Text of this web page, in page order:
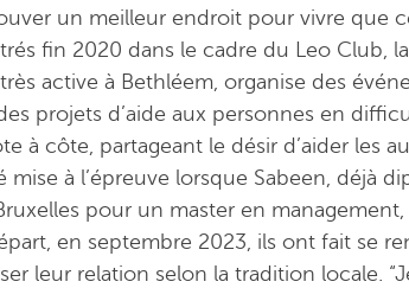
un meilleur endroit pour vivre que
fin 2020 dans le cadre du Leo Club,
active à Bethléem, organise des
projets d’aide aux personnes en
à côte, partageant le désir d’aider les
mise à l’épreuve lorsque Sabeen, déjà
pour un master en
en septembre 2023, ils ont fait se
leur relation selon la tradition locale.